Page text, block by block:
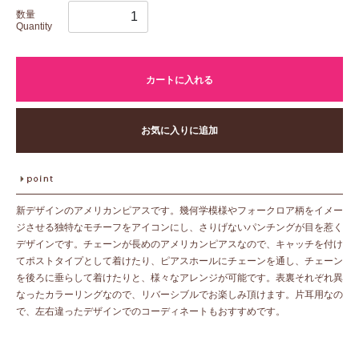
数量
Quantity
カートに入れる
お気に入りに追加
新デザインのアメリカンピアスです。幾何学模様やフォークロア柄をイメー
ジさせる独特なモチーフをアイコンにし、さりげないパンチングが目を惹く
デザインです。チェーンが長めのアメリカンピアスなので、キャッチを付け
てポストタイプとして着けたり、ピアスホールにチェーンを通し、チェーン
を後ろに垂らして着けたりと、様々なアレンジが可能です。表裏それぞれ異
なったカラーリングなので、リバーシブルでお楽しみ頂けます。片耳用なの
で、左右違ったデザインでのコーディネートもおすすめです。